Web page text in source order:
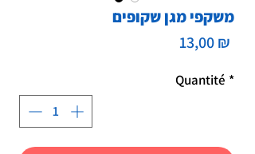
משקפי מגן שקופים
13,00 ₪
Quantité *